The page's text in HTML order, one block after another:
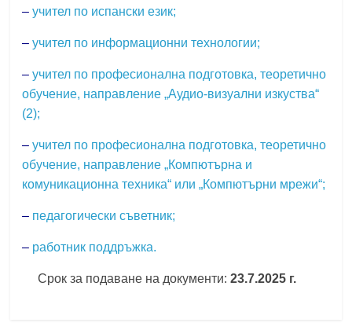
–учител по испански език;
–учител по информационни технологии;
–учител по професионална подготовка, теоретично
обучение, направление „Аудио-визуални изкуства“
(2);
–учител по професионална подготовка, теоретично
обучение, направление „Компютърна и
комуникационна техника“ или „Компютърни мрежи“;
– педагогически съветник;
– работник поддръжка.
Срок за подаване на документи:23.7.2025 г.